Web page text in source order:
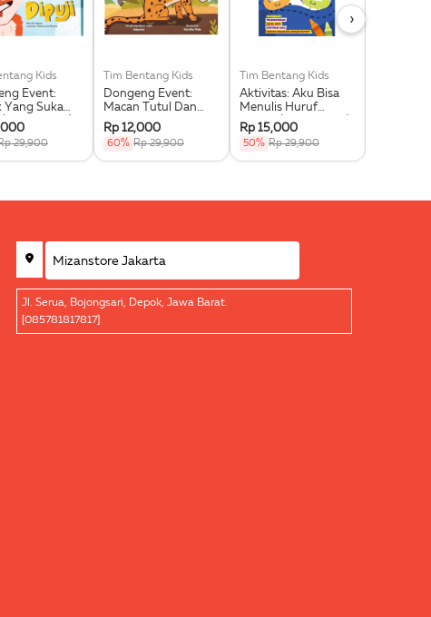
Kids
Event:
Yang Suka
Event)
29,900
Tim Bentang Kids
Dongeng Event:
Macan Tutul Dan
Domba Yang Cerdik
(Buku Event)
Rp 12,000
60% Rp 29,900
Tim Bentang Kids
Aktivitas: Aku Bisa
Menulis Huruf
Hijaiah (Buku Event)
Rp 15,000
50% Rp 29,900
›
Jl. Serua, Bojongsari, Depok, Jawa Barat.
[085781817817]